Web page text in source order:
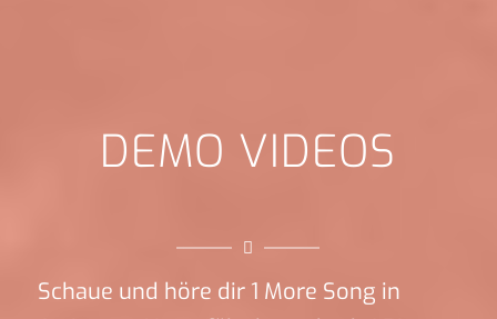
DEMO VIDEOS
Schaue und höre dir 1 More Song in